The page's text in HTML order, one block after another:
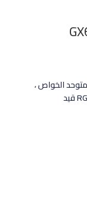
4800 ديسيبل متوحد الخواص ،